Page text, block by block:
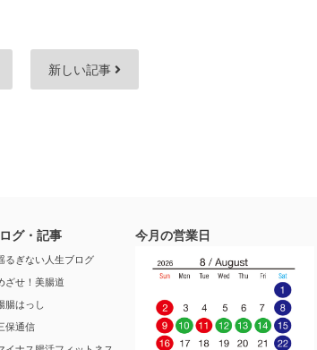
新しい記事
グ・記事
るぎない人生ブログ
ざせ！美腸道
腸はっし
保通信
今月の営業日